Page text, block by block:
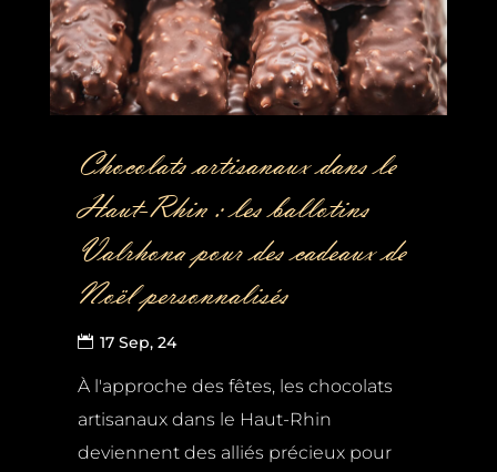
Chocolats artisanaux dans le
Haut-Rhin : les ballotins
Valrhona pour des cadeaux de
Noël personnalisés
17 Sep, 24
À l'approche des fêtes, les chocolats
artisanaux dans le Haut-Rhin
deviennent des alliés précieux pour